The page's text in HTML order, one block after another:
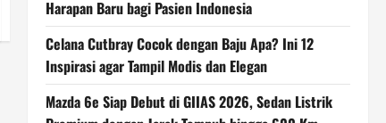
Harapan Baru bagi Pasien Indonesia
Celana Cutbray Cocok dengan Baju Apa? Ini 12
Inspirasi agar Tampil Modis dan Elegan
Mazda 6e Siap Debut di GIIAS 2026, Sedan Listrik